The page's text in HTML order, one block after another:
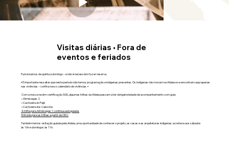
Visitas diárias • Fora de
eventos e feriados
Funcionamos de quinta a domingo – e não é necessário fazer reserva.
▪︎ É importante ressaltar que neste período não temos programação e indígenas presentes. Os indígenas não moram na Aldeia e se encontram aqui apenas
nas vivências – confira nosso calendário de vivências. ▪︎
Com a nossa recém-certificação SGS, algumas trilhas da Aldeia passam a ter obrigatoriedade de acompanhamento com guia:
• Almécegas 2
• Cachoeira do Pajé
• Cachoeira dos Caboclos
A trilha para Almécegas 1 continua autoguiada.
Entrada para as trilhas a partir de 08h.
Também temos visitação guiada pela Aldeia, uma oportunidade de conhecer o projeto, as casas e as arquiteturas indígenas: acontece aos sábados
às 16h e domingos às 11h.